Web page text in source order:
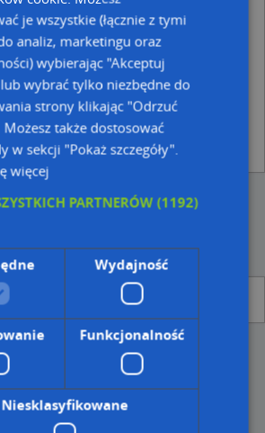
kujawsko-pomorskie
w okolicy
je wszystkie (łącznie z tymi
analiz, marketingu oraz
wybierając "Akceptuj
wybrać tylko niezbędne do
strony klikając "Odrzuć
także dostosować
w sekcji "Pokaż szczegóły".
więcej
PARTNERÓW(1192)
Wydajność
Funkcjonalność
Niesklasyfikowane